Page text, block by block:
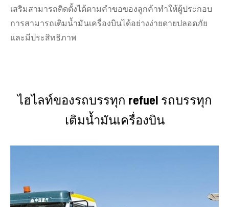
เสริมสามารถติดตั้งได้ตามคำขอของลูกค้าทำให้ผู้ประกอบ
การสามารถเติมน้ำมันเครื่องบินได้อย่างง่ายดายปลอดภัย
และมีประสิทธิภาพ
ไฮไลท์ของรถบรรทุก refuel รถบรรทุก
เติมน้ำมันเครื่องบิน